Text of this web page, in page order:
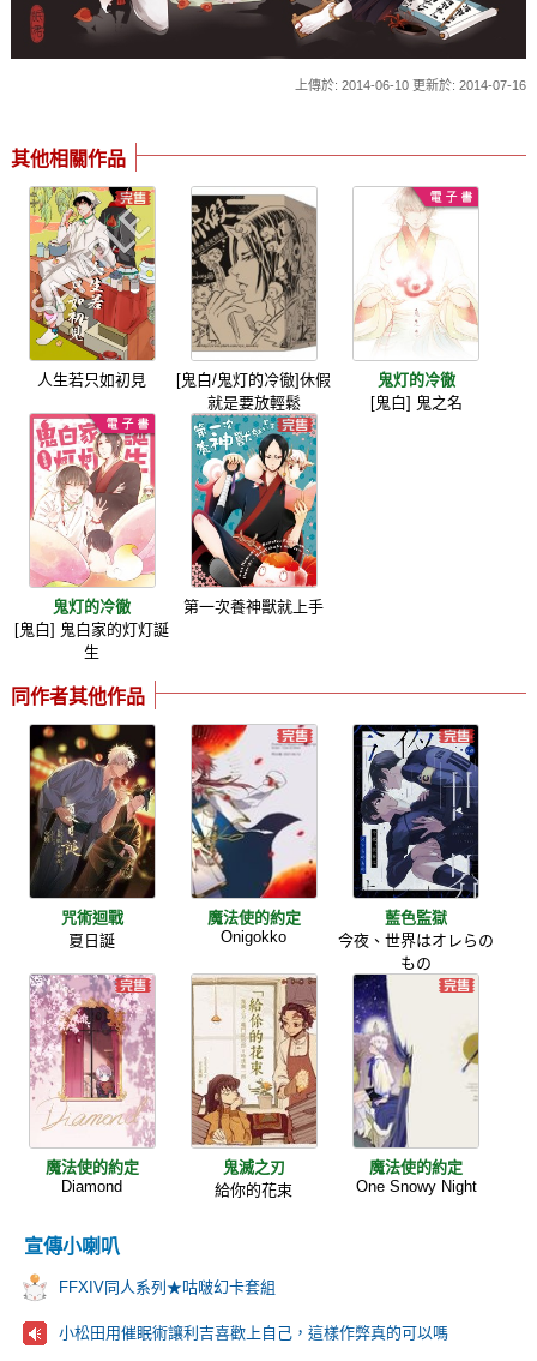
上傳於: 2014-06-10 更新於: 2014-07-16
其他相關作品
人生若只如初見
[鬼白/鬼灯的冷徹]休假
就是要放輕鬆
鬼灯的冷徹
[鬼白] 鬼之名
鬼灯的冷徹
[鬼白] 鬼白家的灯灯誕
生
第一次養神獸就上手
同作者其他作品
咒術迴戰
夏日誕
魔法使的約定
Onigokko
藍色監獄
今夜、世界はオレらの
もの
魔法使的約定
Diamond
鬼滅之刃
給你的花束
魔法使的約定
One Snowy Night
宣傳小喇叭
FFXIV同人系列★咕啵幻卡套組
小松田用催眠術讓利吉喜歡上自己，這樣作弊真的可以嗎